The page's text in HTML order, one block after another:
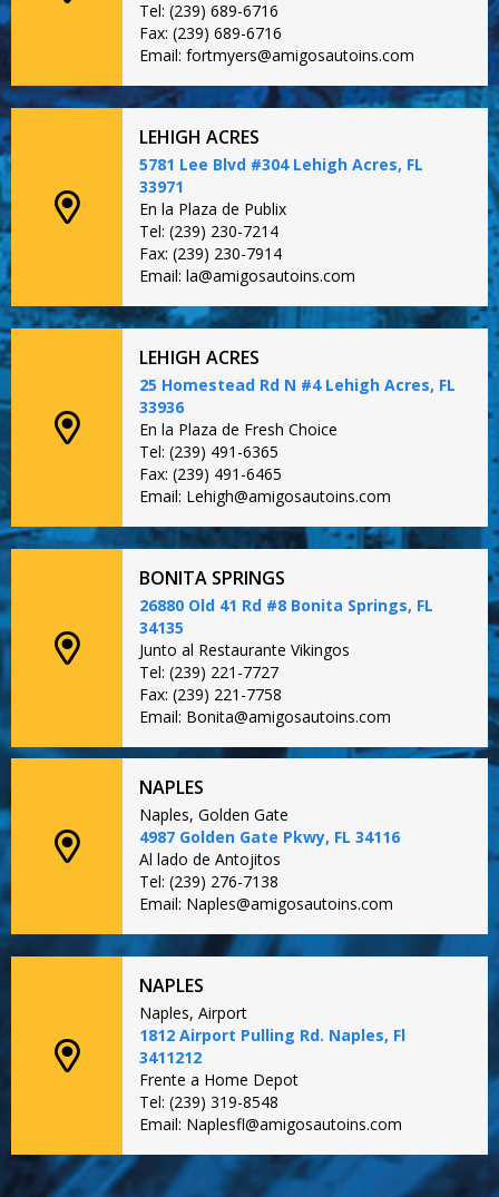
Tel: (239) 689-6716
Fax: (239) 689-6716
Email: fortmyers@amigosautoins.com
LEHIGH ACRES
5781 Lee Blvd #304 Lehigh Acres, FL
33971
En la Plaza de Publix
Tel: (239) 230-7214
Fax: (239) 230-7914
Email: la@amigosautoins.com
LEHIGH ACRES
25 Homestead Rd N #4 Lehigh Acres, FL
33936
En la Plaza de Fresh Choice
Tel: (239) 491-6365
Fax: (239) 491-6465
Email: Lehigh@amigosautoins.com
BONITA SPRINGS
26880 Old 41 Rd #8 Bonita Springs, FL
34135
Junto al Restaurante Vikingos
Tel: (239) 221-7727
Fax: (239) 221-7758
Email: Bonita@amigosautoins.com
NAPLES
Naples, Golden Gate
4987 Golden Gate Pkwy, FL 34116
Al lado de Antojitos
Tel: (239) 276-7138
Email: Naples@amigosautoins.com
NAPLES
Naples, Airport
1812 Airport Pulling Rd. Naples, Fl
3411212
Frente a Home Depot
Tel: (239) 319-8548
Email: Naplesfl@amigosautoins.com